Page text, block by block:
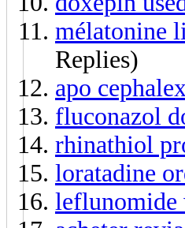
mélatonine
Replies)
apo
fluconazol
rhinathiol
loratadine
leflunomide